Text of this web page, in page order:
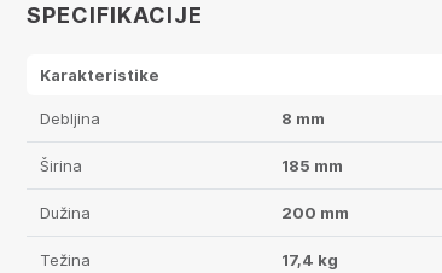
SPECIFIKACIJE
Karakteristike
Debljina 8 mm
Širina 185 mm
Dužina 200 mm
Težina 17,4 kg